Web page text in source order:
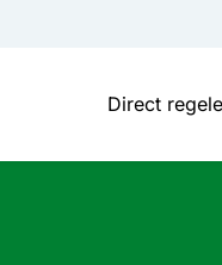
Direct